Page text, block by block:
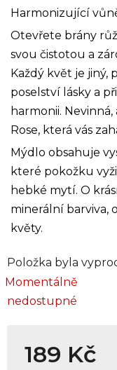
Harmonizující
Otevřete brány
svou čistotou a
Každý květ je jiný,
poselství lásky a
harmonii.
Rose, která vás
Mýdlo obsahuje
které pokožku
hebké mytí. O
minerální barviva,
květy.
Položka byla
Momentálně
nedostupné
189 Kč